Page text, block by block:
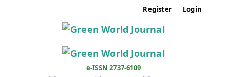
Register Login
e-ISSN 2737-6109